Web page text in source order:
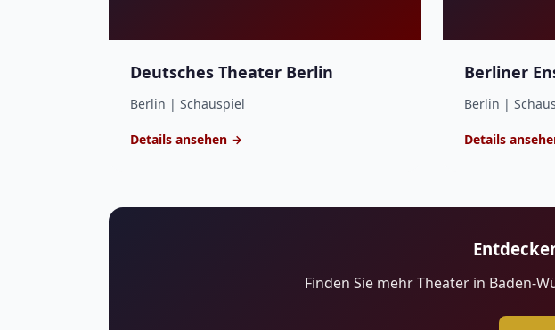
Deutsches Theater Berlin
Berlin | Schauspiel
Details ansehen →
Berliner
Berlin |
Details
Finden Sie mehr Theater in Baden-